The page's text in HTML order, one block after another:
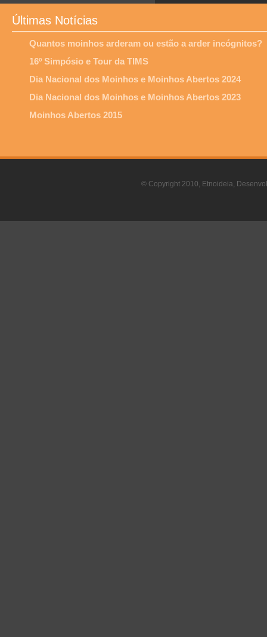
Últimas Notícias
Quantos moinhos arderam ou estão a arder incógnitos?
16º Simpósio e Tour da TIMS
Dia Nacional dos Moinhos e Moinhos Abertos 2024
Dia Nacional dos Moinhos e Moinhos Abertos 2023
Moinhos Abertos 2015
© Copyright 2010, Etnoideia,